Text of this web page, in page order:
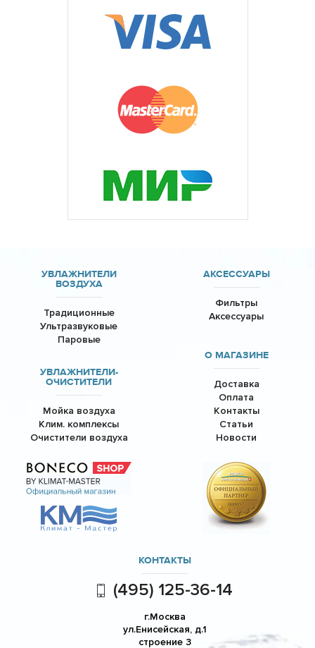
УВЛАЖНИТЕЛИ
ВОЗДУХА
Традиционные
Ультразвуковые
Паровые
УВЛАЖНИТЕЛИ-
ОЧИСТИТЕЛИ
Мойка воздуха
Клим. комплексы
Очистители воздуха
АКСЕССУАРЫ
Фильтры
Аксессуары
О МАГАЗИНЕ
Доставка
Оплата
Контакты
Статьи
Новости
КОНТАКТЫ
(495) 125-36-14
г.Москва
ул.Енисейская, д.1
строение 3